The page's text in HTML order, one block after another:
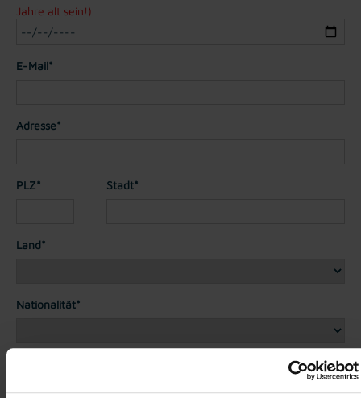
Jahre alt sein!)
E-Mail*
Adresse*
PLZ* Stadt*
Land*
Nationalität*